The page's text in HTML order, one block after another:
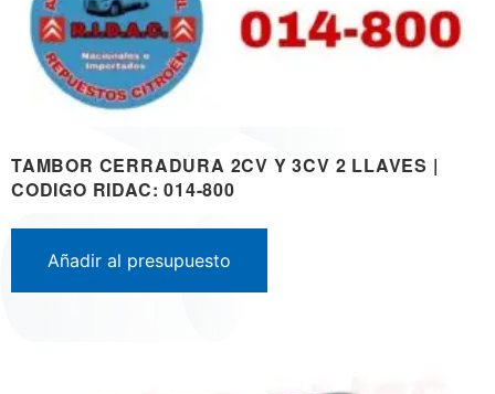
TAMBOR CERRADURA 2CV Y 3CV 2 LLAVES |
CODIGO RIDAC: 014-800
Añadir al presupuesto